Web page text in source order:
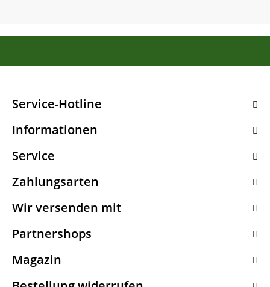
Service-Hotline
Informationen
Service
Zahlungsarten
Wir versenden mit
Partnershops
Magazin